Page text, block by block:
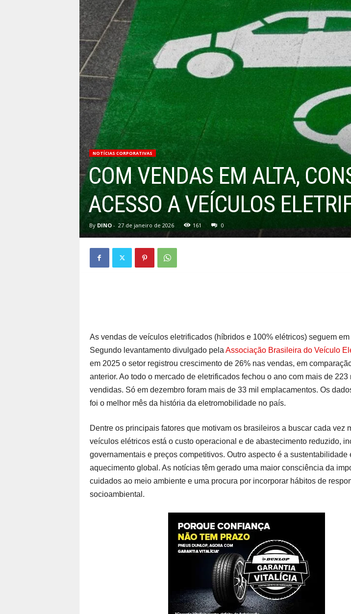
NOTÍCIAS CORPORATIVAS
COM VENDAS EM ALTA,
ACESSO A VEÍCULOS
By DINO- 27 de janeiro de 2026 161 0
As vendas de veículos eletrificados (híbridos e 100% elétricos) seguem
Segundo levantamento divulgado pela Associação Brasileira do Veículo
em 2025 o setor registrou crescimento de 26% nas vendas, em
anterior. Ao todo o mercado de eletrificados fechou o ano com mais de 223
vendidas. Só em dezembro foram mais de 33 mil emplacamentos. Os
foi o melhor mês da história da eletromobilidade no país.
Dentre os principais fatores que motivam os brasileiros a buscar cada vez
veículos elétricos está o custo operacional e de abastecimento reduzido,
governamentais e preços competitivos. Outro aspecto é a sustentabilidade
aquecimento global. As notícias têm gerado uma maior consciência da
cuidados ao meio ambiente e uma procura por incorporar hábitos de
socioambiental.